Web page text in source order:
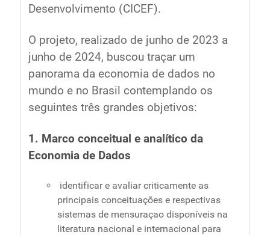
Desenvolvimento (CICEF).
O projeto, realizado de junho de 2023 a
junho de 2024, buscou traçar um
panorama da economia de dados no
mundo e no Brasil contemplando os
seguintes três grandes objetivos:
1. Marco conceitual e analítico da
Economia de Dados
identificar e avaliar criticamente as
principais conceituações e respectivas
sistemas de mensuraçao disponíveis na
literatura nacional e internacional para